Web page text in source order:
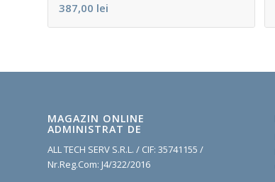
387,00 lei
MAGAZIN ONLINE
ADMINISTRAT DE
ALL TECH SERV S.R.L. / CIF: 35741155 /
Nr.Reg.Com: J4/322/2016